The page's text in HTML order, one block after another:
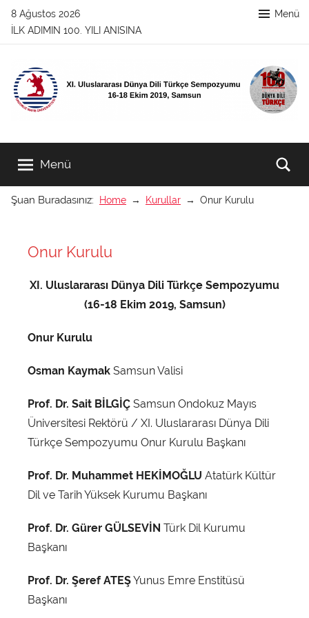
İçeriğe
atla
8 Ağustos 2026
İLK ADIMIN 100. YILI ANISINA
Menü
XI.
Uluslararası
Dünya
Dili
Türkçe
Sempozyumu
16-
Ekim
2019,
Samsun
Ondokuz
Mayıs
Dünya
Dili
Türkçe
2019,
Menü
Şuan Buradasınız: Home Kurullar Onur Kurulu
Onur Kurulu
XI. Uluslararası Dünya Dili Türkçe Sempozyumu
(16-18 Ekim 2019, Samsun)
Onur Kurulu
Osman Kaymak Samsun Valisi
Prof. Dr. Sait BİLGİÇ Samsun Ondokuz Mayıs
Üniversitesi Rektörü / XI. Uluslararası Dünya Dili
Türkçe Sempozyumu Onur Kurulu Başkanı
Prof. Dr. Muhammet HEKİMOĞLU Atatürk Kültür
Dil ve Tarih Yüksek Kurumu Başkanı
Prof. Dr. Gürer GÜLSEVİN Türk Dil Kurumu
Başkanı
Prof. Dr. Şeref ATEŞYunus Emre Enstitüsü
Başkanı